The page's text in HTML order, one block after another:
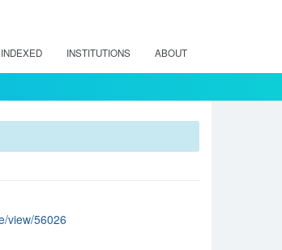
INDEXED INSTITUTIONS ABOUT
view/56026